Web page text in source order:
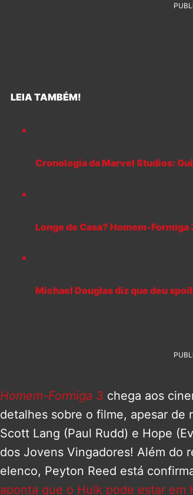
LEIA TAMBÉM!
Cronologia da Marvel Studios:
Longe de Casa? Homem-
Michael Douglas diz que deu
Homem-Formiga 3 chega aos
detalhes sobre o filme, apesar de
Scott Lang (Paul Rudd) e Hope
dos Jovens Vingadores! Além do
elenco, Peyton Reed está
aponta que o Hulk pode estar em